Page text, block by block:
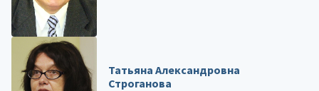
Татьяна Александровна
Строганова